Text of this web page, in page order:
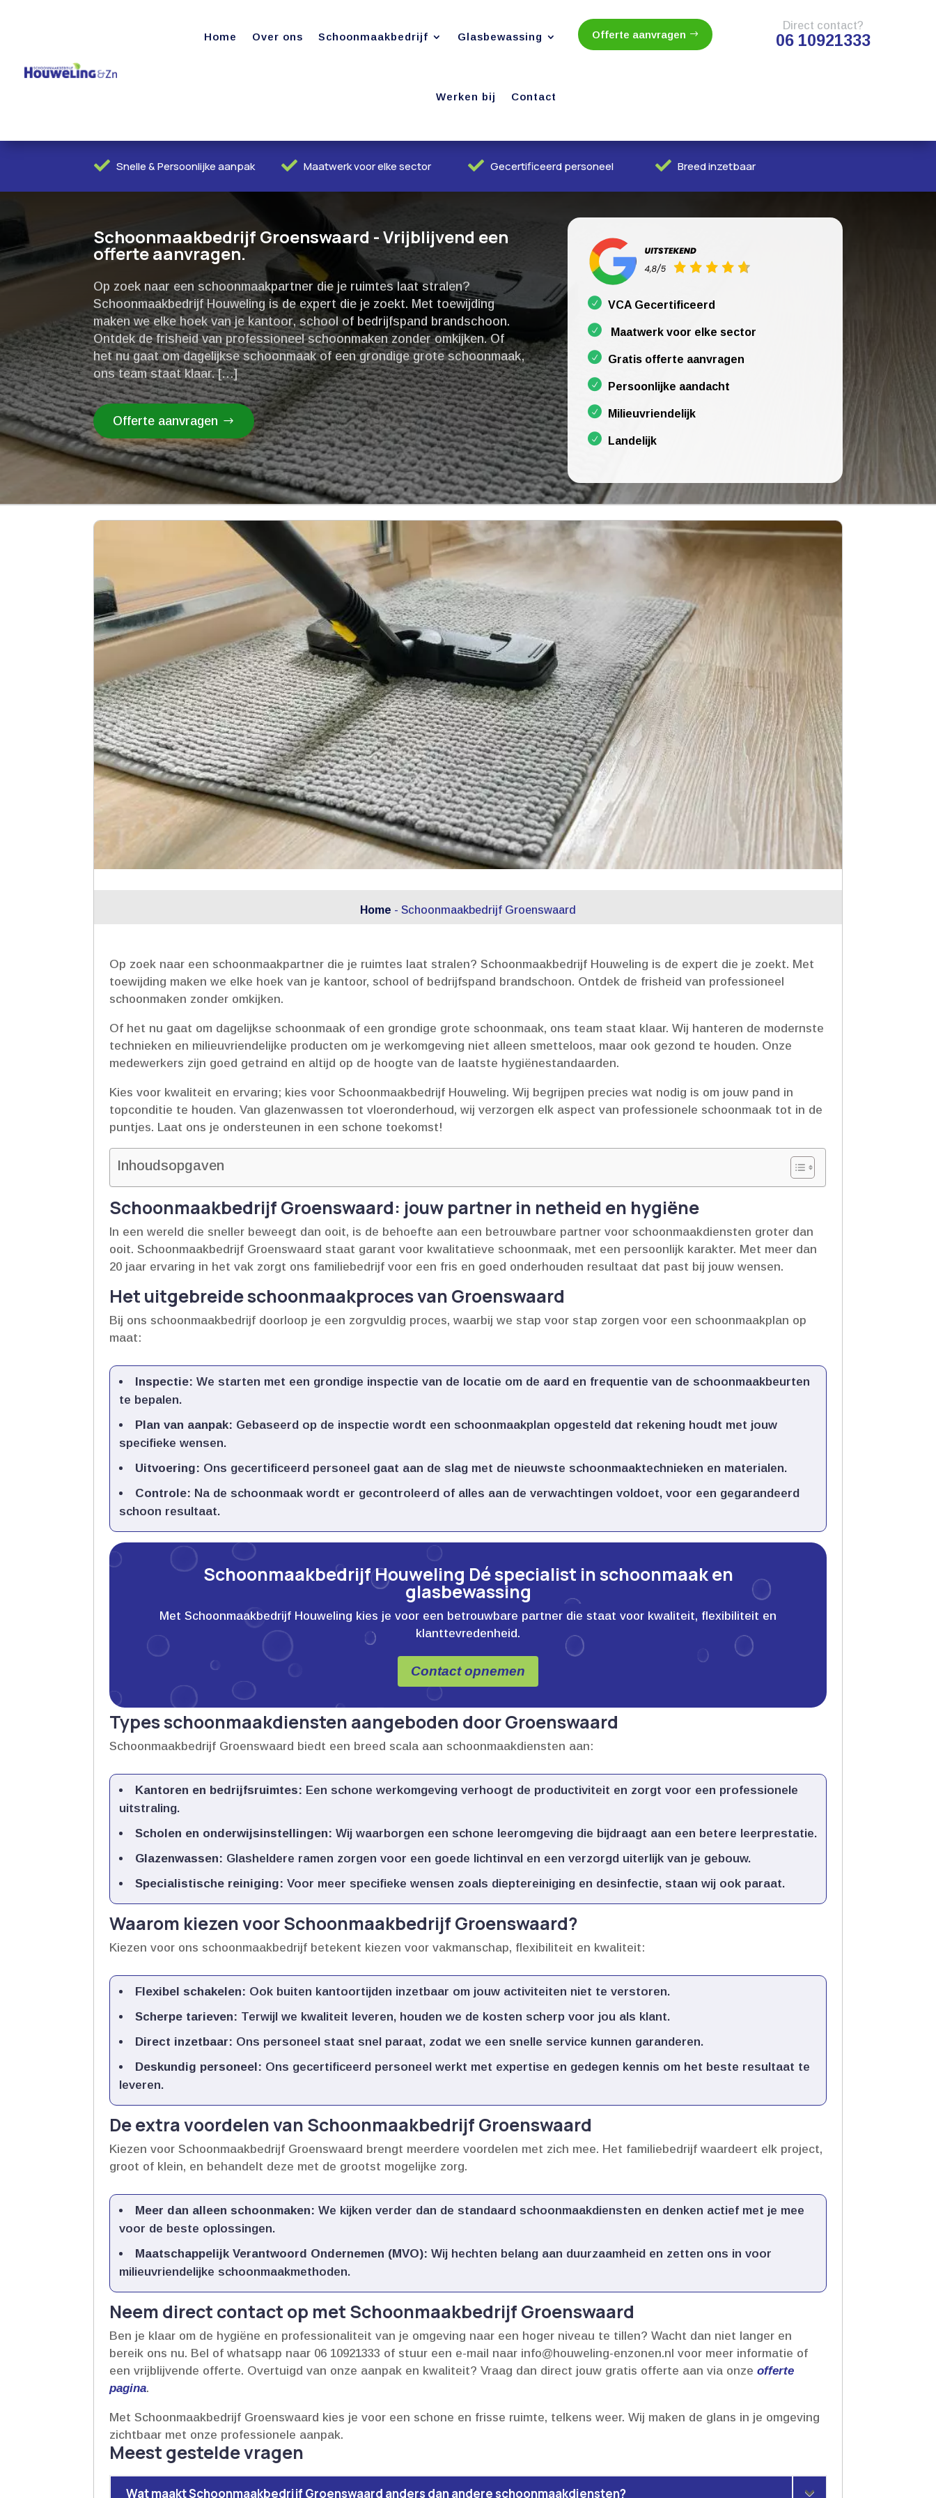
Home Over ons Schoonmaakbedrijf Glasbewassing
Werken bij Contact
Offerte aanvragen
Direct contact?
06 10921333
 Snelle & Persoonlijke aanpak  Maatwerk voor elke sector  Gecertificeerd personeel  Breed inzetbaar
Schoonmaakbedrijf Groenswaard - Vrijblijvend een
offerte aanvragen.
Op zoek naar een schoonmaakpartner die je ruimtes laat stralen?
Schoonmaakbedrijf Houweling is de expert die je zoekt.​ Met toewijding
maken we elke hoek van je kantoor, school of bedrijfspand brandschoon.​
Ontdek de frisheid van professioneel schoonmaken zonder omkijken.​ Of
het nu gaat om dagelijkse schoonmaak of een grondige grote schoonmaak,
ons team staat klaar.​ […]
Offerte aanvragen
VCA Gecertificeerd
Maatwerk voor elke sector
Gratis offerte aanvragen
Persoonlijke aandacht
Milieuvriendelijk
Landelijk
Home - Schoonmaakbedrijf Groenswaard
Op zoek naar een schoonmaakpartner die je ruimtes laat stralen? Schoonmaakbedrijf Houweling is de expert die je zoekt.​ Met
toewijding maken we elke hoek van je kantoor, school of bedrijfspand brandschoon.​ Ontdek de frisheid van professioneel
schoonmaken zonder omkijken.​
Of het nu gaat om dagelijkse schoonmaak of een grondige grote schoonmaak, ons team staat klaar.​ Wij hanteren de modernste
technieken en milieuvriendelijke producten om je werkomgeving niet alleen smetteloos, maar ook gezond te houden.​ Onze
medewerkers zijn goed getraind en altijd op de hoogte van de laatste hygiënestandaarden.​
Kies voor kwaliteit en ervaring; kies voor Schoonmaakbedrijf Houweling.​ Wij begrijpen precies wat nodig is om jouw pand in
topconditie te houden.​ Van glazenwassen tot vloeronderhoud, wij verzorgen elk aspect van professionele schoonmaak tot in de
puntjes.​ Laat ons je ondersteunen in een schone toekomst!
Inhoudsopgaven
Schoonmaakbedrijf Groenswaard: jouw partner in netheid en hygiëne
In een wereld die sneller beweegt dan ooit, is de behoefte aan een betrouwbare partner voor schoonmaakdiensten groter dan
ooit.​ Schoonmaakbedrijf Groenswaard staat garant voor kwalitatieve schoonmaak, met een persoonlijk karakter.​ Met meer dan
20 jaar ervaring in het vak zorgt ons familiebedrijf voor een fris en goed onderhouden resultaat dat past bij jouw wensen.​
Het uitgebreide schoonmaakproces van Groenswaard
Bij ons schoonmaakbedrijf doorloop je een zorgvuldig proces, waarbij we stap voor stap zorgen voor een schoonmaakplan op
maat:
Inspectie: We starten met een grondige inspectie van de locatie om de aard en frequentie van de schoonmaakbeurten
te bepalen.​
Plan van aanpak: Gebaseerd op de inspectie wordt een schoonmaakplan opgesteld dat rekening houdt met jouw
specifieke wensen.​
Uitvoering: Ons gecertificeerd personeel gaat aan de slag met de nieuwste schoonmaaktechnieken en materialen.​
Controle: Na de schoonmaak wordt er gecontroleerd of alles aan de verwachtingen voldoet, voor een gegarandeerd
schoon resultaat.​
Schoonmaakbedrijf Houweling Dé specialist in schoonmaak en
glasbewassing
Met Schoonmaakbedrijf Houweling kies je voor een betrouwbare partner die staat voor kwaliteit, flexibiliteit en
klanttevredenheid.
Contact opnemen
Types schoonmaakdiensten aangeboden door Groenswaard
Schoonmaakbedrijf Groenswaard biedt een breed scala aan schoonmaakdiensten aan:
Kantoren en bedrijfsruimtes: Een schone werkomgeving verhoogt de productiviteit en zorgt voor een professionele
uitstraling.​
Scholen en onderwijsinstellingen: Wij waarborgen een schone leeromgeving die bijdraagt aan een betere leerprestatie.​
Glazenwassen: Glasheldere ramen zorgen voor een goede lichtinval en een verzorgd uiterlijk van je gebouw.​
Specialistische reiniging: Voor meer specifieke wensen zoals dieptereiniging en desinfectie, staan wij ook paraat.​
Waarom kiezen voor Schoonmaakbedrijf Groenswaard?
Kiezen voor ons schoonmaakbedrijf betekent kiezen voor vakmanschap, flexibiliteit en kwaliteit:
Flexibel schakelen: Ook buiten kantoortijden inzetbaar om jouw activiteiten niet te verstoren.​
Scherpe tarieven: Terwijl we kwaliteit leveren, houden we de kosten scherp voor jou als klant.​
Direct inzetbaar: Ons personeel staat snel paraat, zodat we een snelle service kunnen garanderen.​
Deskundig personeel: Ons gecertificeerd personeel werkt met expertise en gedegen kennis om het beste resultaat te
leveren.​
De extra voordelen van Schoonmaakbedrijf Groenswaard
Kiezen voor Schoonmaakbedrijf Groenswaard brengt meerdere voordelen met zich mee.​ Het familiebedrijf waardeert elk project,
groot of klein, en behandelt deze met de grootst mogelijke zorg.​
Meer dan alleen schoonmaken: We kijken verder dan de standaard schoonmaakdiensten en denken actief met je mee
voor de beste oplossingen.​
Maatschappelijk Verantwoord Ondernemen (MVO): Wij hechten belang aan duurzaamheid en zetten ons in voor
milieuvriendelijke schoonmaakmethoden.​
Neem direct contact op met Schoonmaakbedrijf Groenswaard
Ben je klaar om de hygiëne en professionaliteit van je omgeving naar een hoger niveau te tillen? Wacht dan niet langer en
bereik ons nu.​ Bel of whatsapp naar 06 10921333 of stuur een e-mail naar info@houweling-enzonen.​nl voor meer informatie of
een vrijblijvende offerte.​ Overtuigd van onze aanpak en kwaliteit? Vraag dan direct jouw gratis offerte aan via onzeofferte
pagina.​
Met Schoonmaakbedrijf Groenswaard kies je voor een schone en frisse ruimte, telkens weer.​ Wij maken de glans in je omgeving
zichtbaar met onze professionele aanpak.​
Meest gestelde vragen
Wat maakt Schoonmaakbedrijf Groenswaard anders dan andere schoonmaakdiensten?